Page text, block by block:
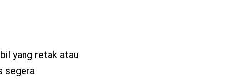
yang retak atau
segera